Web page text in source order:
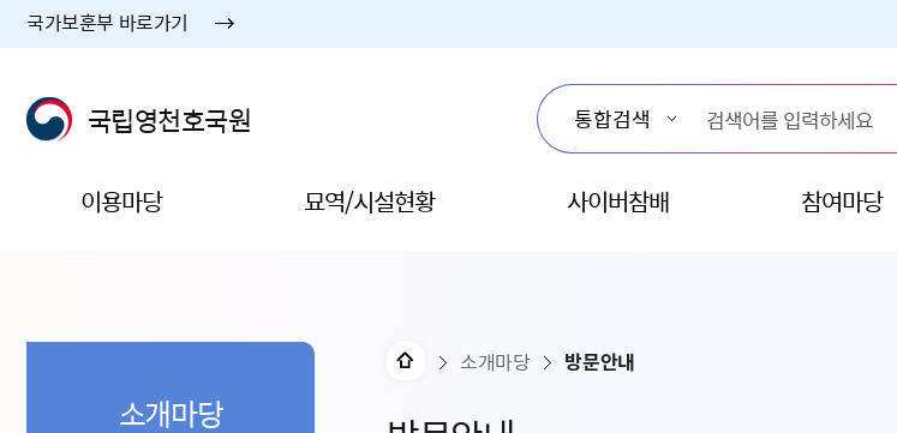
국가보훈부 바로가기
국립영천호국원
이용마당 묘역/시설현황 사이버참배 참여마당
소개마당 방문안내
소개마당